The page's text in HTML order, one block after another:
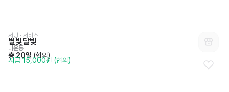
서빙 · 서비스
별빛달빛
나운동
총 20일 (협의)
시급 15,000원 (협의)